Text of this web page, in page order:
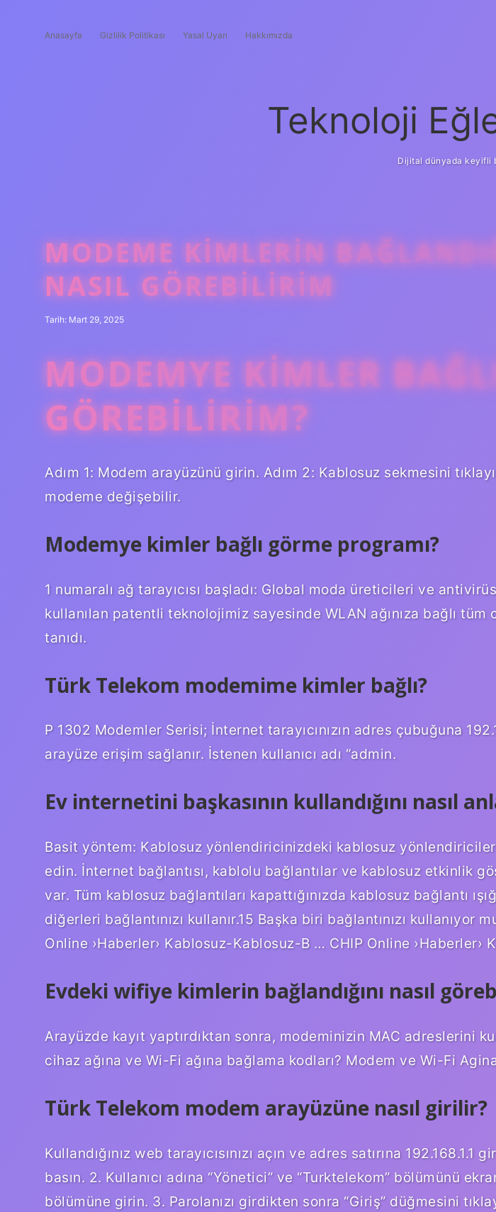
Anasayfa Gizlilik Politikası Yasal Uyarı Hakkımızda
Teknoloji
Dijital dünyada keyifli
MODEME KIMLERIN
NASIL GÖREBILIRIM
Tarih: Mart 29, 2025
MODEMYE KIMLER
GÖREBILIRIM?
Adım 1: Modem arayüzünü girin. Adım 2: Kablosuz sekmesini
modeme değişebilir.
Modemye kimler bağlı görme programı?
1 numaralı ağ tarayıcısı başladı: Global moda üreticileri ve
kullanılan patentli teknolojimiz sayesinde WLAN ağınıza bağlı tüm
tanıdı.
Türk Telekom modemime kimler bağlı?
P 1302 Modemler Serisi; İnternet tarayıcınızın adres çubuğuna
arayüze erişim sağlanır. İstenen kullanıcı adı “admin.
Ev internetini başkasının kullandığını nasıl
Basit yöntem: Kablosuz yönlendiricinizdeki kablosuz
edin. İnternet bağlantısı, kablolu bağlantılar ve kablosuz etkinlik
var. Tüm kablosuz bağlantıları kapattığınızda kablosuz bağlantı
diğerleri bağlantınızı kullanır.15 Başka biri bağlantınızı kullanıyor
Online ›Haberler› Kablosuz-Kablosuz-B … CHIP Online ›Haberler›
Evdeki wifiye kimlerin bağlandığını nasıl
Arayüzde kayıt yaptırdıktan sonra, modeminizin MAC adreslerini
cihaz ağına ve Wi-Fi ağına bağlama kodları? Modem ve Wi-Fi
Türk Telekom modem arayüzüne nasıl girilir?
Kullandığınız web tarayıcısınızı açın ve adres satırına 192.168.1.1
basın. 2. Kullanıcı adına “Yönetici” ve “Turktelekom” bölümünü
bölümüne girin. 3. Parolanızı girdikten sonra “Giriş” düğmesini